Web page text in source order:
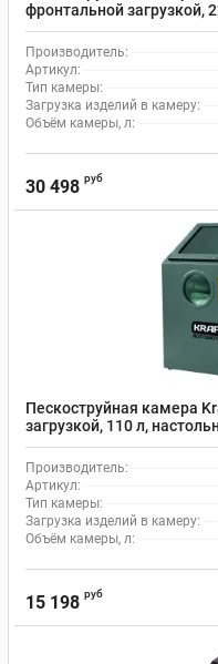
фронтальной загрузкой,
типа, с давлением
Производитель:
Артикул:
Тип камеры:
Загрузка изделий в камеру:
Объём камеры, л:
30 498 руб
Пескоструйная камера
загрузкой, 110 л,
давлением воздуха 6-8
Производитель:
Артикул:
Тип камеры:
Загрузка изделий в камеру:
Объём камеры, л:
15 198 руб